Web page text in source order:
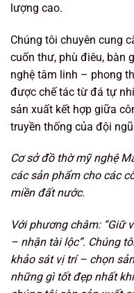
lượng cao.
Chúng tôi chuyên cung
cuốn thư, phù điêu, bàn
nghệ tâm linh – phong
được chế tác từ đá tự
sản xuất kết hợp giữa
truyền thống của đội
Cơ sở đồ thờ mỹ nghệ
các sản phẩm cho các
miền đất nước.
Với phương châm: “Giữ
– nhận tài lộc”. Chúng
khảo sát vị trí – chọn
những gì tốt đẹp nhất